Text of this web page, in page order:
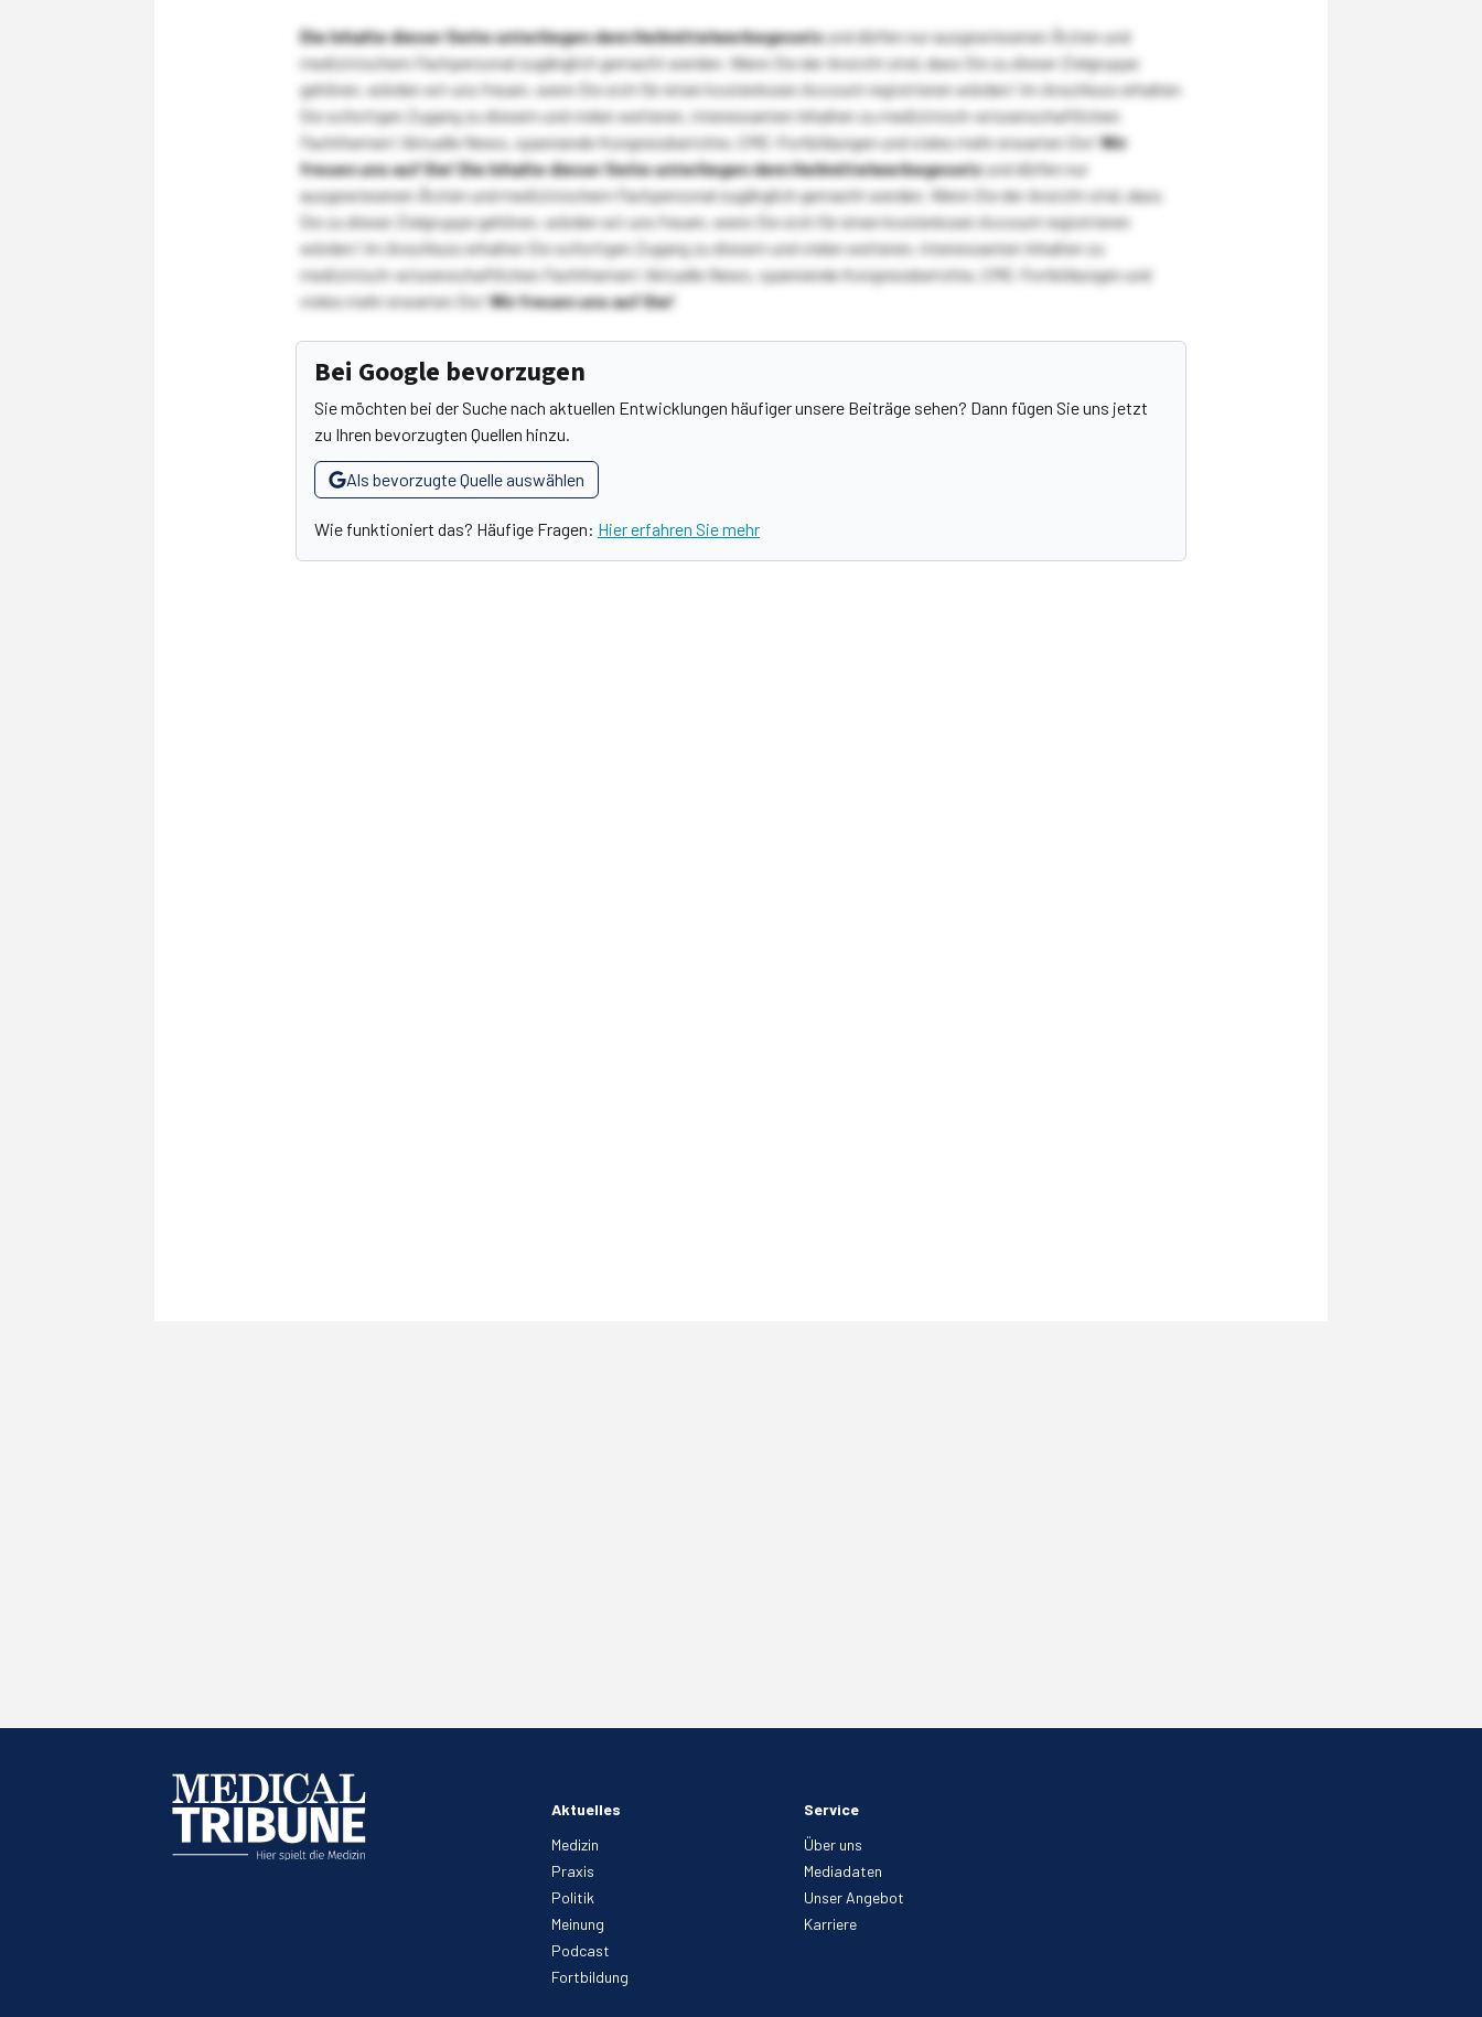
Die Inhalte dieser Seite unterliegen dem Heilmittelwerbegesetzund dürfen nur ausgewiesenen Ärzten und
medizinischem Fachpersonal zugänglich gemacht werden. Wenn Sie der Ansicht sind, dass Sie zu dieser Zielgruppe
gehören, würden wir uns freuen, wenn Sie sich für einen kostenlosen Account registrieren würden! Im Anschluss erhalten
Sie sofortigen Zugang zu diesem und vielen weiteren, interessanten Inhalten zu medizinisch-wissenschaftlichen
Fachthemen! Aktuelle News, spannende Kongressberichte, CME-Fortbildungen und vieles mehr erwarten Sie!Wir
freuen uns auf Sie!Die Inhalte dieser Seite unterliegen dem Heilmittelwerbegesetzund dürfen nur
ausgewiesenen Ärzten und medizinischem Fachpersonal zugänglich gemacht werden. Wenn Sie der Ansicht sind, dass
Sie zu dieser Zielgruppe gehören, würden wir uns freuen, wenn Sie sich für einen kostenlosen Account registrieren
würden! Im Anschluss erhalten Sie sofortigen Zugang zu diesem und vielen weiteren, interessanten Inhalten zu
medizinisch-wissenschaftlichen Fachthemen! Aktuelle News, spannende Kongressberichte, CME-Fortbildungen und
vieles mehr erwarten Sie!Wir freuen uns auf Sie!
Bei Google bevorzugen
Sie möchten bei der Suche nach aktuellen Entwicklungen häufiger unsere Beiträge sehen? Dann fügen Sie uns jetzt
zu Ihren bevorzugten Quellen hinzu.
Als bevorzugte Quelle auswählen
Wie funktioniert das? Häufige Fragen: Hier erfahren Sie mehr
Aktuelles
Medizin
Praxis
Politik
Meinung
Podcast
Fortbildung
Service
Über uns
Mediadaten
Unser Angebot
Karriere